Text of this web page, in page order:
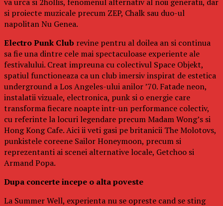
si proiecte muzicale precum ZEP, Chalk sau duo-ul
napolitan Nu Genea.
Electro Punk Club revine pentru al doilea an si continua
sa fie una dintre cele mai spectaculoase experiente ale
festivalului. Creat impreuna cu colectivul Space Objekt,
spatiul functioneaza ca un club imersiv inspirat de estetica
underground a Los Angeles-ului anilor ’70. Fatade neon,
instalatii vizuale, electronica, punk si o energie care
transforma fiecare noapte intr-un performance colectiv,
cu referinte la locuri legendare precum Madam Wong’s si
Hong Kong Cafe. Aici ii veti gasi pe britanicii The Molotovs,
punkistele coreene Sailor Honeymoon, precum si
reprezentanti ai scenei alternative locale, Getchoo si
Armand Popa.
Dupa concerte incepe o alta poveste
La Summer Well, experienta nu se opreste cand se sting